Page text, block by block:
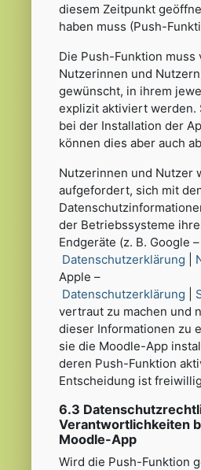
diesem Zeitpunkt
haben muss (Push-
Die Push-Funktion muss
Nutzerinnen und
gewünscht, in ihrem
explizit aktiviert werden.
bei der Installation der
können dies aber auch
Nutzerinnen und Nutzer
aufgefordert, sich mit
der Betriebssysteme
Endgeräte (z. B. Google –
Datenschutzerklärung
Apple –
Datenschutzerklärung
vertraut zu machen und
dieser Informationen zu
sie die Moodle-App
deren Push-Funktion
Entscheidung ist
6.3
Verantwortlichkeiten
Moodle-App
Wird die Push-Funktion